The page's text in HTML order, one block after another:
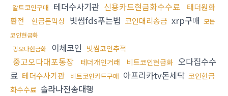
알트코인구매 테더수사기관 신용카드현금화수수료
태더원화
환전
현금돈믹싱 빗썸fds푸는법 코인대리송금 xrp구매 모든
코인현금화
핑오다현금화
이체코인 빗썸코인추적
중고오다대포통장 테더개인거래 비트코인현금화 오다집수수
료 테더수사기관 비트코인카드구매 아프리카tv돈세탁 코인현금
화수수료 솔라나전송대행